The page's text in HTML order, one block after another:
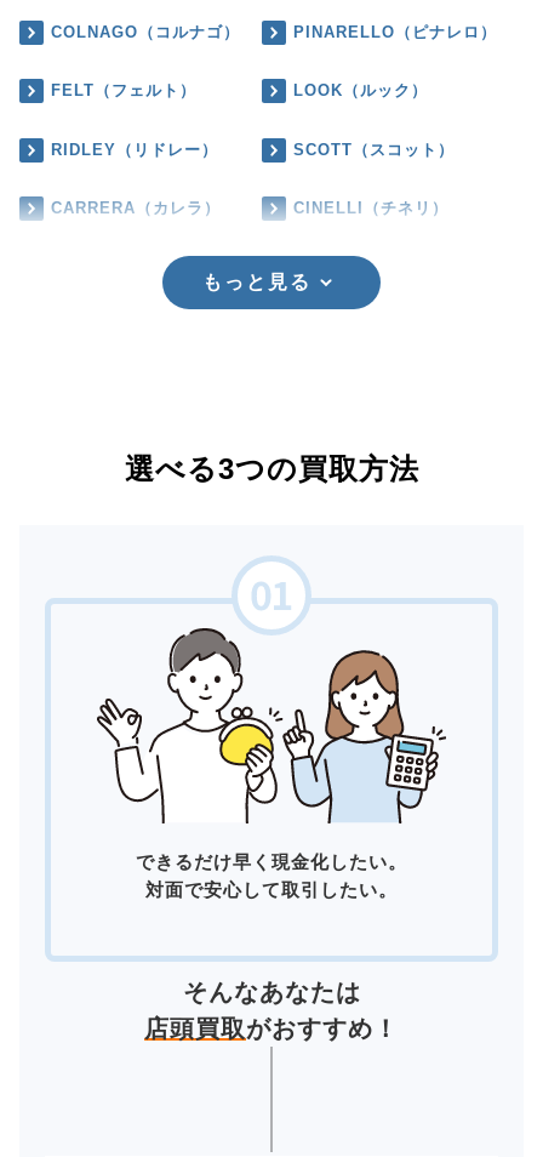
COLNAGO（コルナゴ） PINARELLO（ピナレロ）
FELT（フェルト） LOOK（ルック）
RIDLEY（リドレー） SCOTT（スコット）
CARRERA（カレラ） CINELLI（チネリ）
もっと見る
選べる3つの買取方法
できるだけ早く現金化したい。
対面で安心して取引したい。
そんなあなたは
店頭買取がおすすめ！